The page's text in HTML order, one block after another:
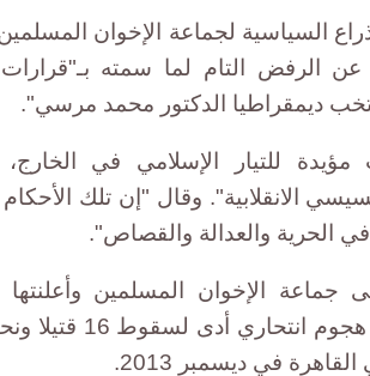
السياسية لجماعة الإخوان
الرفض التام لما سمته
ديمقراطيا الدكتور محمد مرسي".
للتيار الإسلامي في
الانقلابية". وقال "إن تلك
الحرية والعدالة والقصاص".
جماعة الإخوان المسلمين وأعلنتها
في ديسمبر 2013.